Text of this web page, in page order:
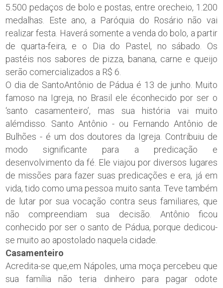
5.500 pedaços de bolo e postas, entre orecheio, 1.200
medalhas. Este ano, a Paróquia do Rosário não vai
realizar festa. Haverá somente a venda do bolo, a partir
de quarta-feira, e o Dia do Pastel, no sábado. Os
pastéis nos sabores de pizza, banana, carne e queijo
serão comercializados a R$ 6.
O dia de SantoAntônio de Pádua é 13 de junho. Muito
famoso na Igreja, no Brasil ele éconhecido por ser o
‘santo casamenteiro’, mas sua história vai muito
alémdisso. Santo Antônio - ou Fernando Antônio de
Bulhões - é um dos doutores da Igreja. Contribuiu de
modo significante para a predicação e
desenvolvimento da fé. Ele viajou por diversos lugares
de missões para fazer suas predicações e era, já em
vida, tido como uma pessoa muito santa. Teve também
de lutar por sua vocação contra seus familiares, que
não compreendiam sua decisão. Antônio ficou
conhecido por ser o santo de Pádua, porque dedicou-
se muito ao apostolado naquela cidade.
Casamenteiro
Acredita-se que,em Nápoles, uma moça percebeu que
sua família não teria dinheiro para pagar odote